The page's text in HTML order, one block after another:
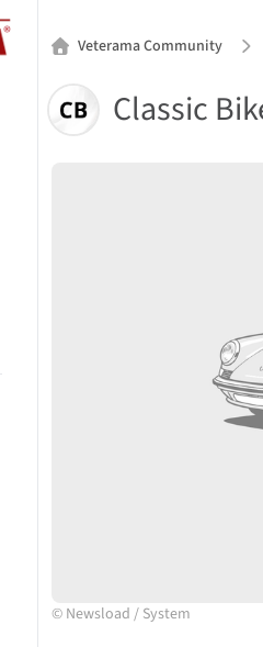
Veterama Community
Classic
© Newsload / System